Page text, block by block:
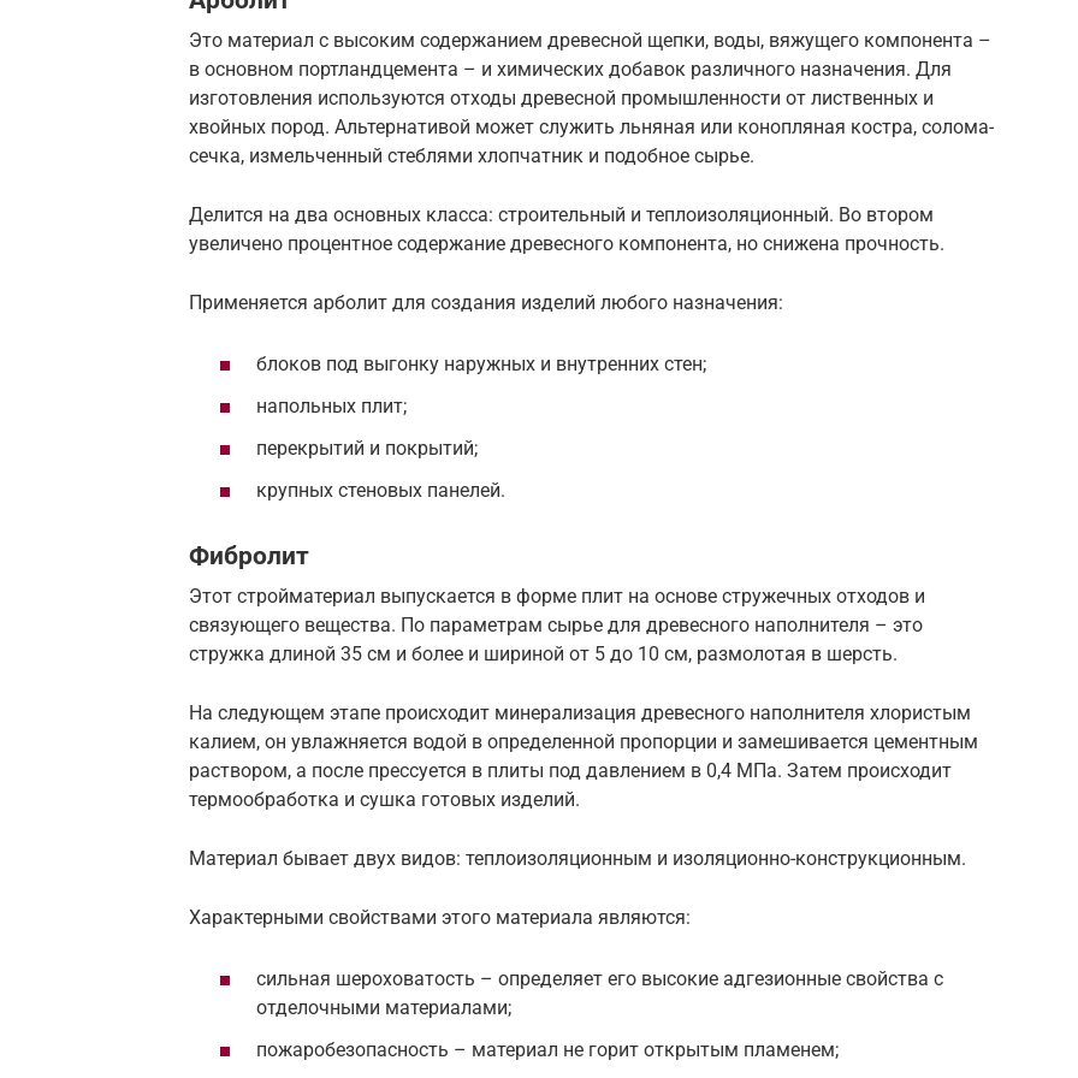
Это материал с высоким содержанием древесной щепки, воды, вяжущего компонента –
в основном портландцемента – и химических добавок различного назначения. Для
изготовления используются отходы древесной промышленности от лиственных и
хвойных пород. Альтернативой может служить льняная или конопляная костра, солома-
сечка, измельченный стеблями хлопчатник и подобное сырье.
Делится на два основных класса: строительный и теплоизоляционный. Во втором
увеличено процентное содержание древесного компонента, но снижена прочность.
Применяется арболит для создания изделий любого назначения:
блоков под выгонку наружных и внутренних стен;
напольных плит;
перекрытий и покрытий;
крупных стеновых панелей.
Фибролит
Этот стройматериал выпускается в форме плит на основе стружечных отходов и
связующего вещества. По параметрам сырье для древесного наполнителя – это
стружка длиной 35 см и более и шириной от 5 до 10 см, размолотая в шерсть.
На следующем этапе происходит минерализация древесного наполнителя хлористым
калием, он увлажняется водой в определенной пропорции и замешивается цементным
раствором, а после прессуется в плиты под давлением в 0,4 МПа. Затем происходит
термообработка и сушка готовых изделий.
Материал бывает двух видов: теплоизоляционным и изоляционно-конструкционным.
Характерными свойствами этого материала являются:
сильная шероховатость – определяет его высокие адгезионные свойства с
отделочными материалами;
пожаробезопасность – материал не горит открытым пламенем;